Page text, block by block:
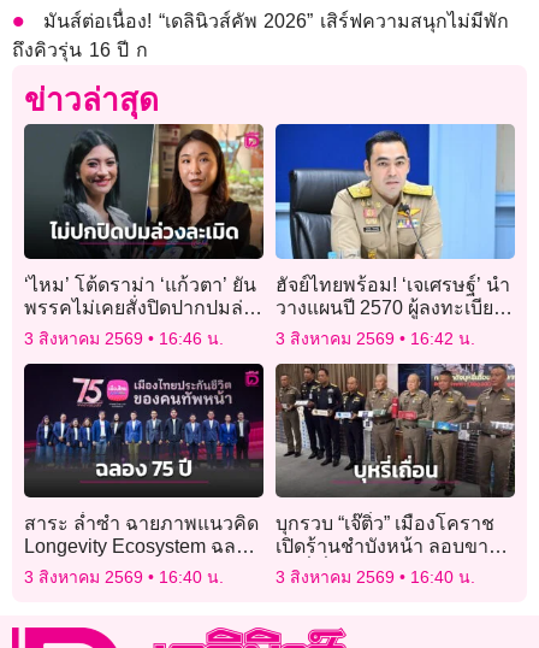
มันส์ต่อเนื่อง! “เดลินิวส์คัพ 2026” เสิร์ฟความสนุกไม่มีพัก
ถึงคิวรุ่น 16 ปี ก
ข่าวล่าสุด
‘ไหม’ โต้ดราม่า ‘แก้วตา’ ยัน
พรรคไม่เคยสั่งปิดปากปมล่วง
ละเมิด เร่งสอบคืนความ
3 สิงหาคม 2569 16:46 น.
ฮัจย์ไทยพร้อม! ‘เจเศรษฐ์’ นำ
วางแผนปี 2570 ผู้ลงทะเบียน
แล้วกว่า 8,800 คน
3 สิงหาคม 2569 16:42 น.
สาระ ล่ำซำ ฉายภาพแนวคิด
Longevity Ecosystem ฉลอง
75 ปี เมืองไทยประกันชีวิต
3 สิงหาคม 2569 16:40 น.
บุกรวบ “เจ๊ติ๋ว” เมืองโคราช
เปิดร้านชำบังหน้า ลอบขาย
บุหรี่เถื่อนนำเข้า มูลค่าร่วม 7
3 สิงหาคม 2569 16:40 น.